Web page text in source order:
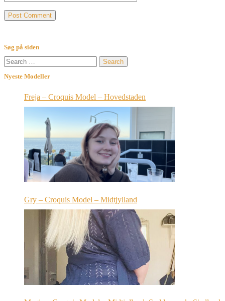
Søg på siden
Search
for:
Nyeste Modeller
Freja – Croquis Model – Hovedstaden
Gry – Croquis Model – Midtjylland